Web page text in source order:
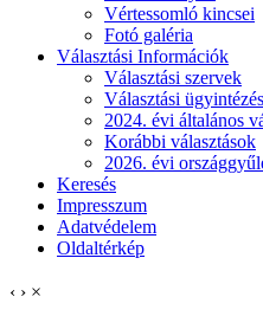
Vértessomló kincsei
Fotó galéria
Választási Információk
Választási szervek
Választási ügyintézés
2024. évi általános
Korábbi választások
2026. évi
Keresés
Impresszum
Adatvédelem
Oldaltérkép
‹ › ×